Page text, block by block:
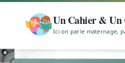
Un Cahier & Un
Ici on parle maternage,